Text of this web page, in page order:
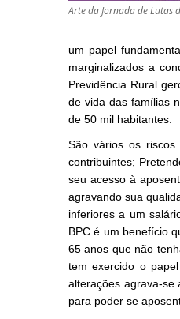
Arte da Jornada de Lutas
um papel
marginalizados a
Previdência Rural
de vida das famílias
de 50 mil habitantes.
São vários os
contribuintes;
seu acesso à
agravando sua
inferiores a um
BPC é um benefício
65 anos que não
tem exercido o
alterações agrava-se
para poder se